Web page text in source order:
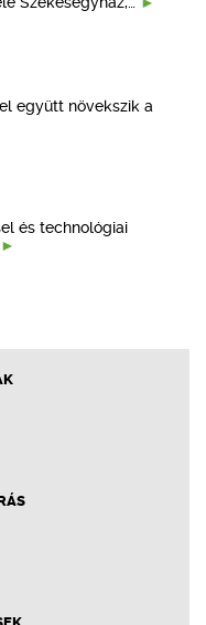
együtt növekszik a
és technológiai